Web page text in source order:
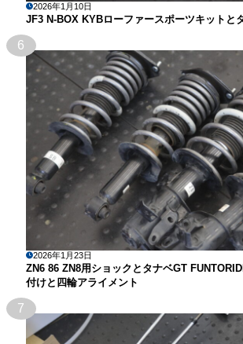
2026年1月10日
JF3 N-BOX KYBローファースポーツキットと
6
2026年1月23日
ZN6 86 ZN8用ショックとタナベGT
付けと四輪アライメント
7